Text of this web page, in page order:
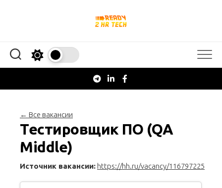
← Все вакансии
Тестировщик ПО (QA
Middle)
Источник вакансии: https://hh.ru/vacancy/116797225